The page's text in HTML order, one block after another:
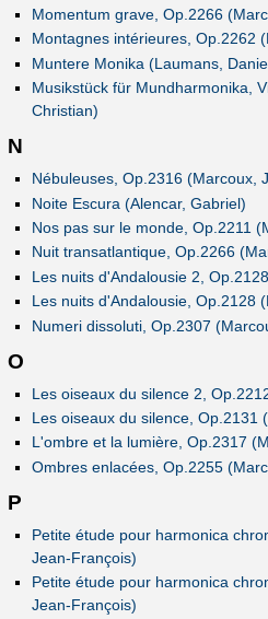
Momentum grave, Op.2266
Montagnes intérieures, Op.2262
Muntere Monika (Laumans,
Musikstück für Mundharmonika,
Christian)
N
Nébuleuses, Op.2316 (Marcoux,
Noite Escura (Alencar, Gabriel)
Nos pas sur le monde, Op.2211
Nuit transatlantique, Op.2266
Les nuits d'Andalousie 2,
Les nuits d'Andalousie, Op.2128
Numeri dissoluti, Op.2307
O
Les oiseaux du silence 2,
Les oiseaux du silence, Op.2131
L'ombre et la lumière, Op.2317
Ombres enlacées, Op.2255
P
Petite étude pour harmonica
Jean-François)
Petite étude pour harmonica
Jean-François)